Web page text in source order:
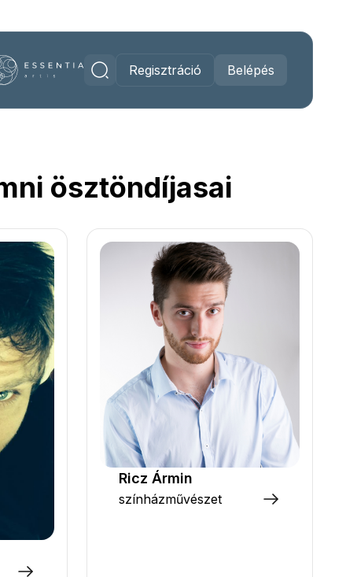
Regisztráció Belépés
ösztöndíjasai
Ricz Ármin
színházművészet